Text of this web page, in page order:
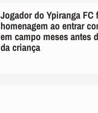
Jogador do Ypiranga FC
homenagem ao entrar
em campo meses antes
da criança